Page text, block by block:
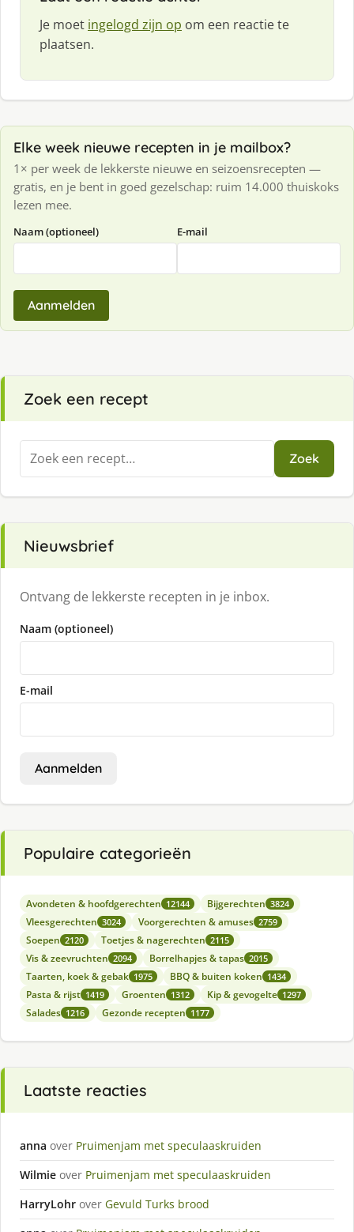
Je moet ingelogd zijn op om een reactie te
plaatsen.
Elke week nieuwe recepten in je mailbox?
1× per week de lekkerste nieuwe en seizoensrecepten —
gratis, en je bent in goed gezelschap: ruim 14.000 thuiskoks
lezen mee.
Naam (optioneel) E-mail
Aanmelden
Zoek een recept
Zoeken
naar:
Zoek
Nieuwsbrief
Ontvang de lekkerste recepten in je inbox.
Naam (optioneel)
E-mail
Aanmelden
Populaire categorieën
Avondeten & hoofdgerechten 12144 Bijgerechten 3824
Vleesgerechten 3024 Voorgerechten & amuses 2759
Soepen 2120 Toetjes & nagerechten 2115
Vis & zeevruchten 2094 Borrelhapjes & tapas 2015
Taarten, koek & gebak 1975 BBQ & buiten koken 1434
Pasta & rijst 1419 Groenten 1312 Kip & gevogelte 1297
Salades 1216 Gezonde recepten 1177
Laatste reacties
anna over Pruimenjam met speculaaskruiden
Wilmie over Pruimenjam met speculaaskruiden
HarryLohr over Gevuld Turks brood